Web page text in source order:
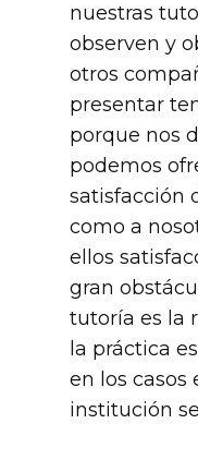
nuestras
observen y
otros
presentar
porque nos
podemos
satisfacción
como a
ellos
gran
tutoría es la
la práctica
en los casos
institución